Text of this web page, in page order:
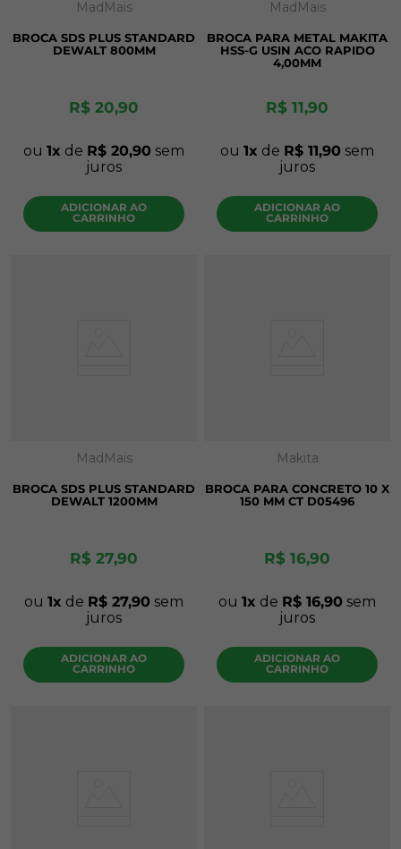
MadMais
BROCA SDS PLUS STANDARD
DEWALT 800MM
R$ 20,90
ou 1 de R$ 20,90 sem
juros
ADICIONAR AO
CARRINHO
MadMais
BROCA PARA METAL MAKITA
HSS-G USIN ACO RAPIDO
4,00MM
R$ 11,90
ou 1 de R$ 11,90 sem
juros
ADICIONAR AO
CARRINHO
MadMais
BROCA SDS PLUS STANDARD
DEWALT 1200MM
R$ 27,90
ou 1 de R$ 27,90 sem
juros
ADICIONAR AO
CARRINHO
Makita
BROCA PARA CONCRETO 10 X
150 MM CT D05496
R$ 16,90
ou 1 de R$ 16,90 sem
juros
ADICIONAR AO
CARRINHO